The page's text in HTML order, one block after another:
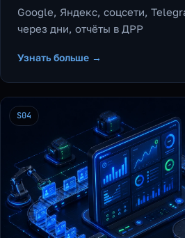
Google, Яндекс, соцсети,
через дни, отчёты в ДРР
Узнать больше →
S04